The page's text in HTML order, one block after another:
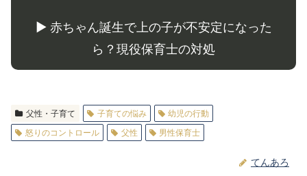
▶ 赤ちゃん誕生で上の子が不安定になった
ら？現役保育士の対処
父性・子育て 子育ての悩み
幼児の行動
怒りのコントロール
父性 男性保育士
てんあろ